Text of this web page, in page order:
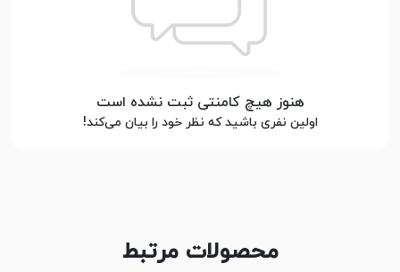
هنوز هیچ کامنتی ثبت نشده است
اولین نفری باشید که نظر خود را بیان می‌کند!
محصولات مرتبط